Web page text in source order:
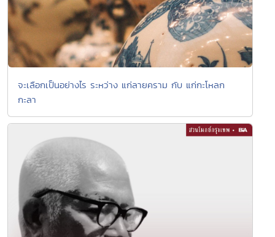
จะเลือกเป็นอย่างไร ระหว่าง แก่ลายคราม กับ แก่กะโหลก
กะลา